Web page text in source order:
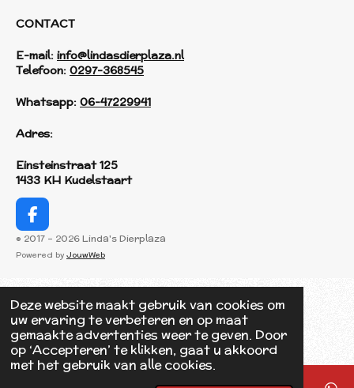
Deze website maakt gebruik van cookies om
uw ervaring te verbeteren en op maat
gemaakte advertenties weer te geven. Door
op ‘Accepteren’ te klikken, gaat u akkoord
met het gebruik van alle cookies.
CONTACT
E-mail: info@lindasdierplaza.nl
Telefoon: 0297-368545
Whatsapp: 06-47229941
Adres:
Einsteinstraat 125
1433 KH Kudelstaart
F
a
c
o
k
© 2017 - 2026 Linda's Dierplaza
Powered by JouwWeb